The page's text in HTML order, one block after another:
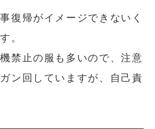
復帰がイメージできないく
。
禁止の服も多いので、注意
ン回していますが、自己責